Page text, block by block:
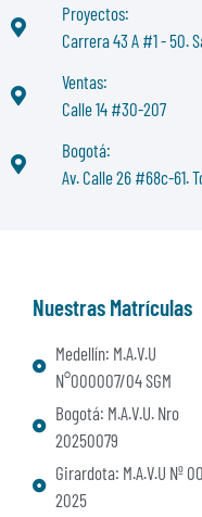
Proyectos:
Carrera 43 A #1 - 50.
Ventas:
Calle 14 #30-207
Bogotá:
Av. Calle 26 #68c-61.
Nuestras Matrículas
Medellín: M.A.V.U
N°000007/04 SGM
Bogotá: M.A.V.U. Nro
20250079
Girardota: M.A.V.U Nº
2025